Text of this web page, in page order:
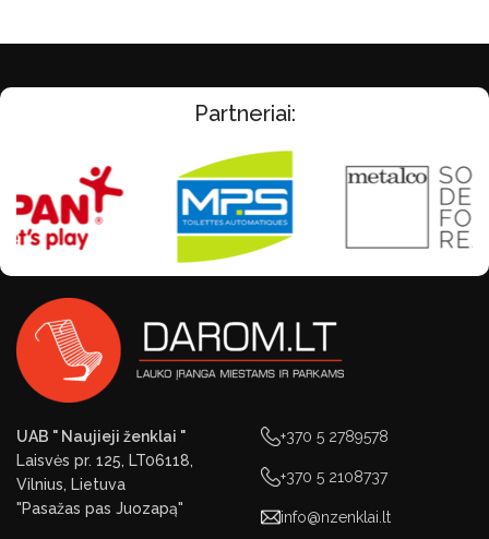
Partneriai:
UAB " Naujieji ženklai "
Laisvės pr. 125, LT06118,
Vilnius, Lietuva
"Pasažas pas Juozapą"
+370 5 2789578
+370 5 2108737
info@nzenklai.lt